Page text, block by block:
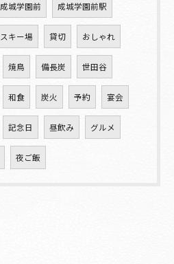
成城学園前 成城学園前駅
スキー場 貸切 おしゃれ
焼鳥 備長炭 世田谷
和食 炭火 予約 宴会
記念日 昼飲み グルメ
夜ご飯